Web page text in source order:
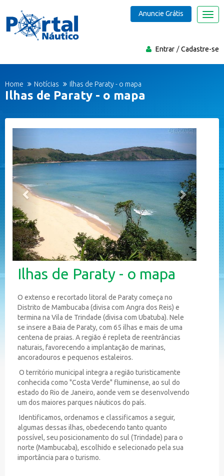
Entrar Cadastre-se
Anuncie Grátis
Home Notícias Ilhas de Paraty - o mapa
Ilhas de Paraty - o mapa
Próxima
Ilhas de Paraty - o mapa
O extenso e recortado litoral de Paraty começa no
Distrito de Mambucaba (divisa com Angra dos Reis) e
termina na Vila de Trindade (divisa com Ubatuba). Nele
se insere a Baia de Paraty, com 65 ilhas e mais de uma
centena de praias. A região é repleta de reentrâncias
naturais, favorecendo a implantação de marinas,
ancoradouros e pequenos estaleiros.
O território municipal integra a região turisticamente
conhecida como "Costa Verde" fluminense, ao sul do
estado do Rio de Janeiro, aonde vem se desenvolvendo
um dos maiores parques náuticos do país.
Identificamos, ordenamos e classificamos a seguir,
algumas dessas ilhas, obedecendo tanto quanto
possível, seu posicionamento do sul (Trindade) para o
norte (Mambucaba), escolhido e selecionado pela sua
importância para o turismo.